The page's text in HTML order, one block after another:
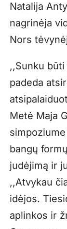
Natalija
nagrinėja
Nors
,,Sunku
padeda
Metė Maja
bangų
judėjimą ir
,,Atvykau
idėjos.
aplinkos ir